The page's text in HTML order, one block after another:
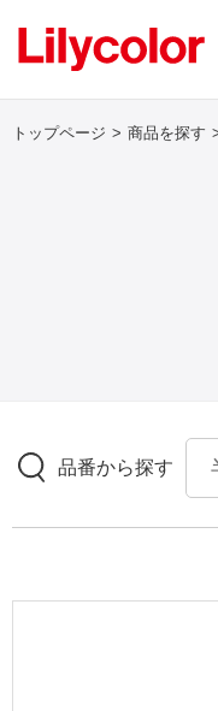
壁紙
トップページ 商品を探す
品番から探す